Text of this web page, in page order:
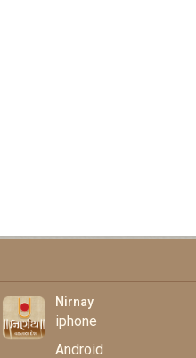
Nirnay
iphone
Android